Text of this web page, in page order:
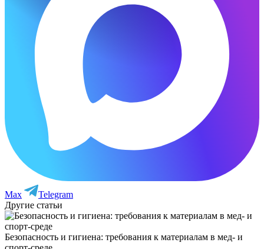
Max
Telegram
Другие статьи
Безопасность и гигиена: требования к материалам в мед‑ и